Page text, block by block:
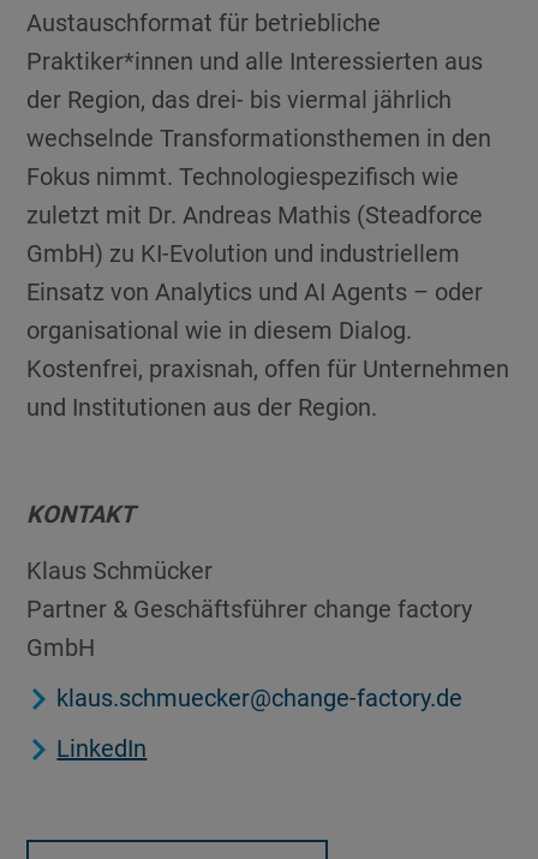
Austauschformat für betriebliche
Praktiker*innen und alle Interessierten aus
der Region, das drei- bis viermal jährlich
wechselnde Transformationsthemen in den
Fokus nimmt. Technologiespezifisch wie
zuletzt mit Dr. Andreas Mathis (Steadforce
GmbH) zu KI-Evolution und industriellem
Einsatz von Analytics und AI Agents – oder
organisational wie in diesem Dialog.
Kostenfrei, praxisnah, offen für Unternehmen
und Institutionen aus der Region.
KONTAKT
Klaus Schmücker
Partner & Geschäftsführer change factory
GmbH
klaus.schmuecker@change-factory.de
LinkedIn